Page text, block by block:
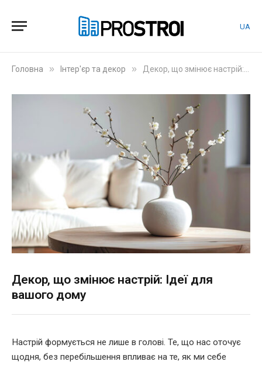
UA
Головна » Інтер'єр та декор » Декор, що змінює настрій: Ідеї для вашого дому
Декор, що змінює настрій: Ідеї для
вашого дому
Настрій формується не лише в голові. Те, що нас оточує
щодня, без перебільшення впливає на те, як ми себе